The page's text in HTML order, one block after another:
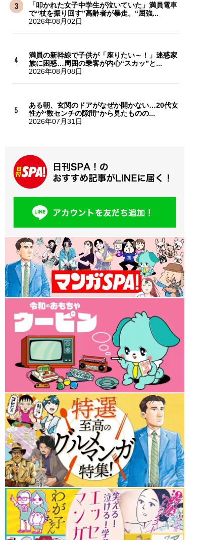
「叩かれた女子中学生が泣いていた」満員電車
で“杖を振り回す”高齢者が暴走。“屈強...
2026年08月02日
満員の新幹線で子供が「座りたい～！」迷惑家
族に困惑…周囲の乗客が内心“スカッ”と...
2026年08月08日
ある朝、玄関のドアがなぜか開かない…20代女
性が“数センチの隙間”から見たものの...
2026年07月31日